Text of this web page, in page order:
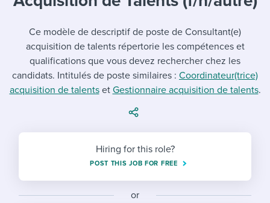
Mobilizing AI in my work
Evaluating candidates
Working together with others
Maintaining hiring pipelines
Developing & retaining people
Ensuring compliance
Finding and attracting people
I WANT...
Job description templates
Interview question templates
Policy templates
Step-by-step tutorials
Free ebooks & reports
I’m a jobseeker
I WANT TO LEARN ABOUT...
Applying for a job
Interview process
Career development
Modern working life
Attend webinars & events
Workable customer stories
Explore Workable
Request a demo
Start a free trial
Ce modèle de descriptif de poste de Consultant(e)
acquisition de talents répertorie les compétences et
qualifications que vous devez rechercher chez les
candidats. Intitulés de poste similaires : Coordinateur(trice)
acquisition de talentset Gestionnaire acquisition de talents.
Hiring for this role?
POST THIS JOB FOR FREE
or